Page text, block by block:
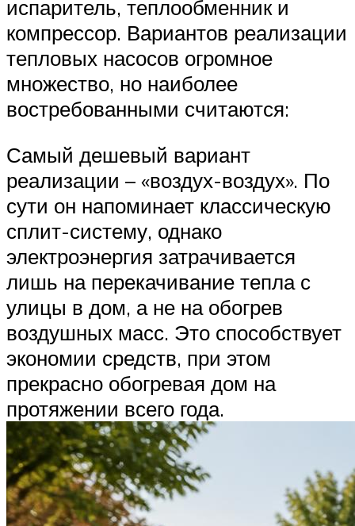
испаритель, теплообменник и
компрессор. Вариантов реализации
тепловых насосов огромное
множество, но наиболее
востребованными считаются:
Самый дешевый вариант
реализации – «воздух-воздух». По
сути он напоминает классическую
сплит-систему, однако
электроэнергия затрачивается
лишь на перекачивание тепла с
улицы в дом, а не на обогрев
воздушных масс. Это способствует
экономии средств, при этом
прекрасно обогревая дом на
протяжении всего года.